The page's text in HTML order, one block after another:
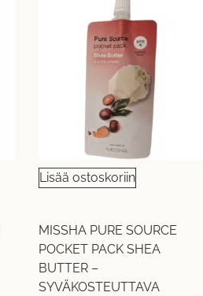
Lisää ostoskoriin
MISSHA PURE SOURCE
POCKET PACK SHEA
BUTTER –
SYVÄKOSTEUTTAVA